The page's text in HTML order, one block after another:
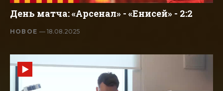
День матча: «Арсенал» - «Енисей» - 2:2
НОВОЕ— 18.08.2025